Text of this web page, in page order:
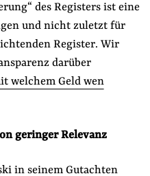
des Registers ist eine
und nicht zuletzt für
Register. Wir
darüber
welchem Geld wen
geringer Relevanz
in seinemGutachten